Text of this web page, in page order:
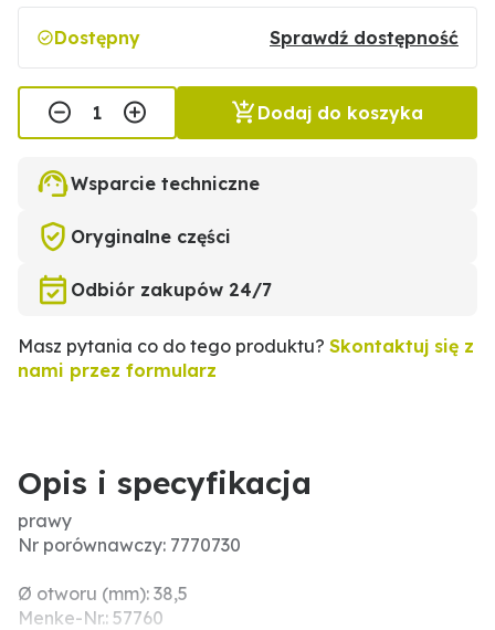
Dostępny Sprawdź dostępność
Dodaj do koszyka
Wsparcie techniczne
Oryginalne części
Odbiór zakupów 24/7
Masz pytania co do tego produktu? Skontaktuj się z
nami przez formularz
Opis i specyfikacja
prawy
Nr porównawczy: 7770730
Ø otworu (mm): 38,5
Menke-Nr.: 57760